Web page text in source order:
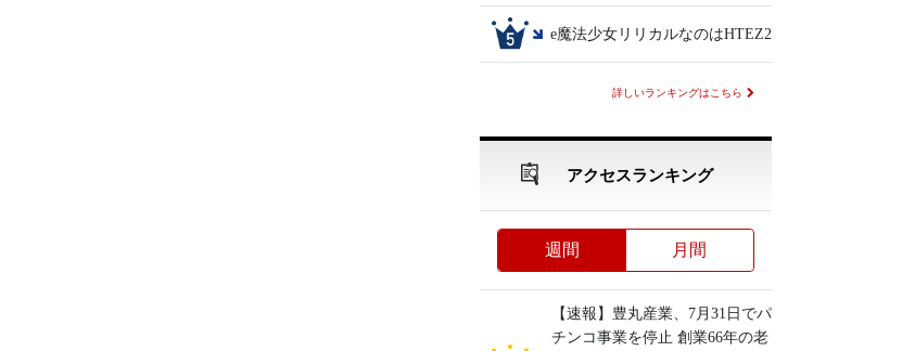
e魔法少女リリカルなのはHTEZ2
詳しいランキングはこちら
アクセスランキング
週間 月間
【速報】豊丸産業、7月31日でパ
チンコ事業を停止 創業66年の老